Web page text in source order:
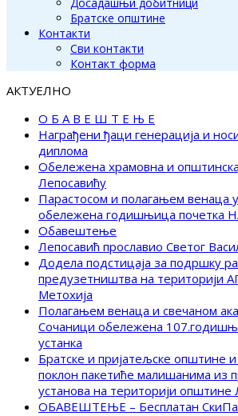
Досадашњи добитници
Братске општине
Контакти
Сви контакти
Контакт форма
АКТУЕЛНО
О Б А В Е Ш Т Е Њ Е
Награђени ђаци генерација и
диплома
Обележена храмовна и
Лепосавићу
Парастосом и полагањем венаца
обележена годишњица почетка
Обавештење
Лепосавић прославио Светог
Додела подстицаја за подршку
предузетништва на територији
Метохија
Полагањем венаца и свечаном
Сочаници обележена
устанка
Братске и пријатељске општине
поклон пакетиће малишанима из
установа на територији општине
ОБАВЕШТЕЊЕ – Бесплатан